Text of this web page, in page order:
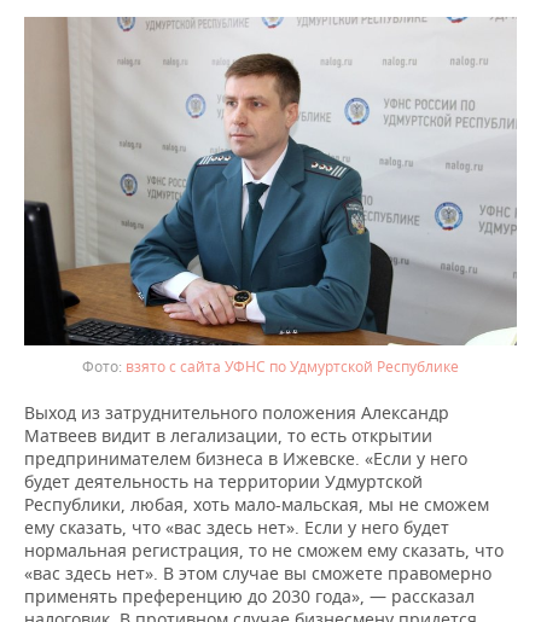
взято с сайта УФНС по Удмуртской Республике
Выход из затруднительного положения Александр
Матвеев видит в легализации, то есть открытии
предпринимателем бизнеса в Ижевске. «Если у него
будет деятельность на территории Удмуртской
Республики, любая, хоть мало-мальская, мы не сможем
ему сказать, что «вас здесь нет». Если у него будет
нормальная регистрация, то не сможем ему сказать, что
«вас здесь нет». В этом случае вы сможете правомерно
применять преференцию до 2030 года», — рассказал